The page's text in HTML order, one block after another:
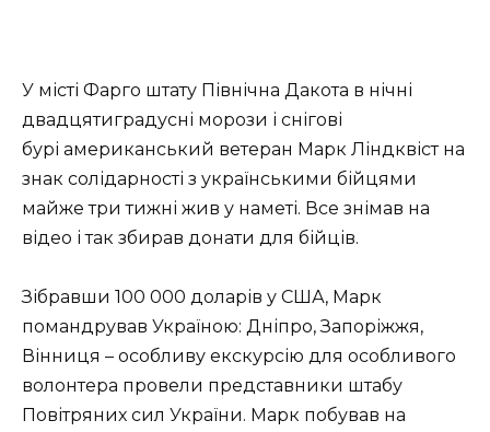
У місті Фарго штату Північна Дакота в нічні
двадцятиградусні морози і снігові
бурі американський ветеран Марк Ліндквіст на
знак солідарності з українськими бійцями
майже три тижні жив у наметі. Все знімав на
відео і так збирав донати для бійців.
Зібравши 100 000 доларів у США, Марк
помандрував Україною: Дніпро, Запоріжжя,
Вінниця – особливу екскурсію для особливого
волонтера провели представники штабу
Повітряних сил України. Марк побував на